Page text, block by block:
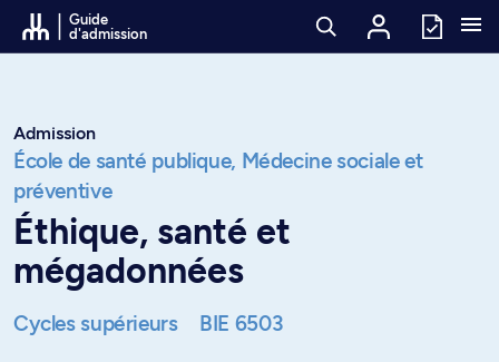
Passer au contenu
Guide
d'admission
Admission
École de santé publique, Médecine sociale et
préventive
Éthique, santé et
mégadonnées
Cycles supérieurs BIE 6503